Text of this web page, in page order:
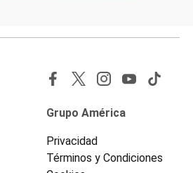
Grupo América
Privacidad
Términos y Condiciones